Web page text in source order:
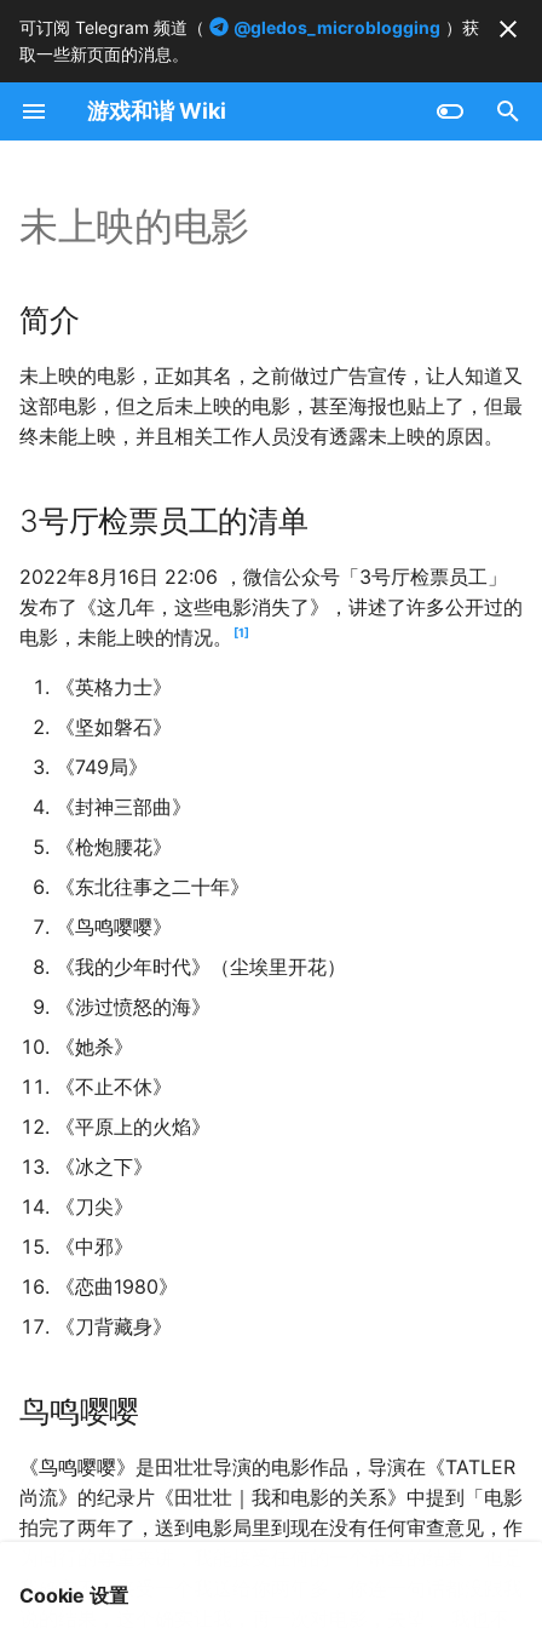
可订阅 Telegram 频道（ @gledos_microblogging ）获
取一些新页面的消息。
游戏和谐 Wiki
正
在
始
索
引
擎
3号厅检票员工的清单
未上映的电影
简介
未上映的电影，正如其名，之前做过广告宣传，让人知道又
这部电影，但之后未上映的电影，甚至海报也贴上了，但最
终未能上映，并且相关工作人员没有透露未上映的原因。
3号厅检票员工的清单
2022年8月16日 22:06 ，微信公众号「3号厅检票员工」
发布了《这几年，这些电影消失了》，讲述了许多公开过的
电影，未能上映的情况。
1
《英格力士》
《坚如磐石》
《749局》
《封神三部曲》
《枪炮腰花》
《东北往事之二十年》
《鸟鸣嘤嘤》
《我的少年时代》（尘埃里开花）
《涉过愤怒的海》
《她杀》
《不止不休》
《平原上的火焰》
《冰之下》
《刀尖》
《中邪》
《恋曲1980》
《刀背藏身》
鸟鸣嘤嘤
《鸟鸣嘤嘤》是田壮壮导演的电影作品，导演在《TATLER
尚流》的纪录片《田壮壮｜我和电影的关系》中提到「电影
拍完了两年了，送到电影局里到现在没有任何审查意见，作
我确实不能接受一个我送给你两年多，你连一句话都没跟我
Cookie 设置